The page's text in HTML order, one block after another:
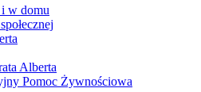
i w domu
Alberta
Pomoc Żywnościowa